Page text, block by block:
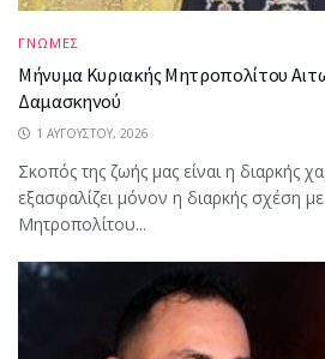
ΓΝΩΜΕΣ
Μήνυμα Κυριακής Μητροπολίτου
Δαμασκηνού
1 ΑΥΓΟΎΣΤΟΥ, 2026
Σκοπός της ζωής μας είναι η διαρκής
εξασφαλίζει μόνον η διαρκής σχέση
Μητροπολίτου...